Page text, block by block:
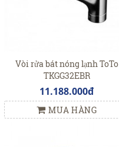
Vòi rửa bát nóng lạnh ToTo
TKGG32EBR
11.188.000đ
MUA HÀNG